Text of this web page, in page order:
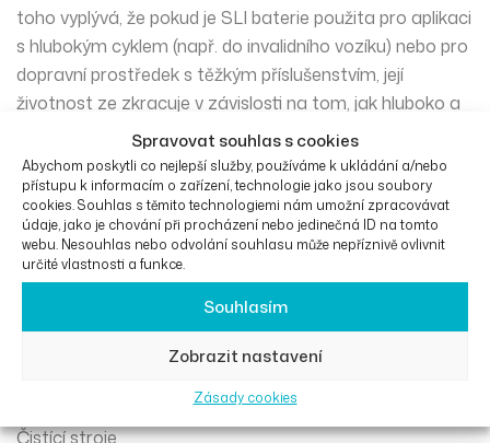
Spravovat souhlas s cookies
Abychom poskytli co nejlepší služby, používáme k ukládání a/nebo
přístupu k informacím o zařízení, technologie jako jsou soubory
cookies. Souhlas s těmito technologiemi nám umožní zpracovávat
údaje, jako je chování při procházení nebo jedinečná ID na tomto
webu. Nesouhlas nebo odvolání souhlasu může nepříznivě ovlivnit
určité vlastnosti a funkce.
Souhlasím
Zobrazit nastavení
Zásady cookies
toho vyplývá, že pokud je SLI baterie použita pro aplikaci
s hlubokým cyklem (např. do invalidního vozíku) nebo pro
dopravní prostředek s těžkým příslušenstvím, její
životnost ze zkracuje v závislosti na tom, jak hluboko a
často je vybíjena. Baterie fgFORTE určené pro aplikace
s hlubokým vybíjením používají pro výrobu aktivní pasty
elektrody rozdílné chemikálie a mírnou kyselinu. Tato
chemikálie umožňuje mnohem delší provoz aplikace s
hlubokým vybíjením a to pouze s mírným úbytkem a
maximálním výstupním výkonem.
Použití:
Elektrické motorové čluny
Čistící stroje